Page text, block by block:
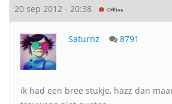
20 sep 2012 - 20:38
Saturnz 8791
ik had een bree stukje, hazz dan